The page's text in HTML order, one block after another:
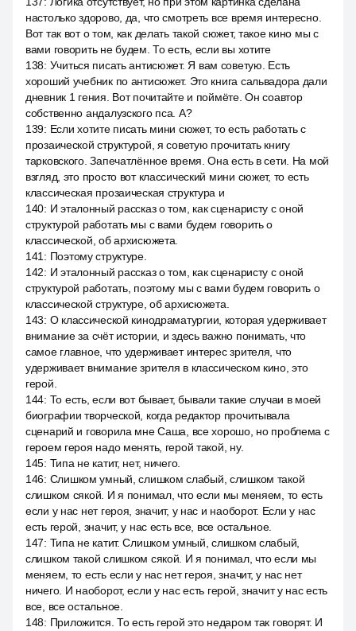
настолько здорово, да, что смотреть все время интересно.
Вот так вот о том, как делать такой сюжет, такое кино мы с
вами говорить не будем. То есть, если вы хотите
138: Учиться писать антисюжет. Я вам советую. Есть
хороший учебник по антисюжет. Это книга сальвадора дали
дневник 1 гения. Вот почитайте и поймёте. Он соавтор
собственно андалузского пса. А?
139: Если хотите писать мини сюжет, то есть работать с
прозаической структурой, я советую прочитать книгу
тарковского. Запечатлённое время. Она есть в сети. На мой
взгляд, это просто вот классический мини сюжет, то есть
классическая прозаическая структура и
140: И эталонный рассказ о том, как сценаристу с оной
структурой работать мы с вами будем говорить о
классической, об архисюжета.
141 : Поэтому структуре.
142: И эталонный рассказ о том, как сценаристу с оной
структурой работать, поэтому мы с вами будем говорить о
классической структуре, об архисюжета.
143: О классической кинодраматургии, которая удерживает
внимание за счёт истории, и здесь важно понимать, что
самое главное, что удерживает интерес зрителя, что
удерживает внимание зрителя в классическом кино, это
герой.
144: То есть, если вот бывает, бывали такие случаи в моей
биографии творческой, когда редактор прочитывала
сценарий и говорила мне Саша, все хорошо, но проблема с
героем героя надо менять, герой такой, ну.
145: Типа не катит, нет, ничего.
146: Слишком умный, слишком слабый, слишком такой
слишком сякой. И я понимал, что если мы меняем, то есть
если у нас нет героя, значит, у нас и наоборот. Если у нас
есть герой, значит, у нас есть все, все остальное.
147: Типа не катит. Слишком умный, слишком слабый,
слишком такой слишком сякой. И я понимал, что если мы
меняем, то есть если у нас нет героя, значит, у нас нет
ничего. И наоборот, если у нас есть герой, значит у нас есть
все, все остальное.
148: Приложится. То есть герой это недаром так говорят. И